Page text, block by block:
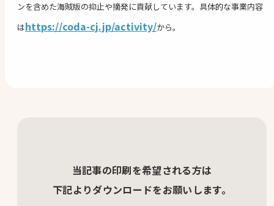
ンを含めた海賊版の抑止や摘発に貢献しています。具体的な事業内容
はhttps://coda-cj.jp/activity/から。
当記事の印刷を希望される方は
下記よりダウンロードをお願いします。